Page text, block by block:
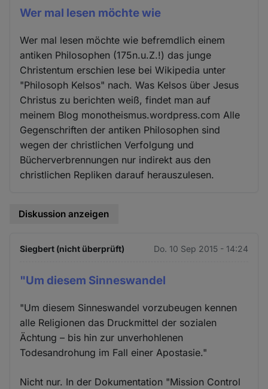
Wer mal lesen möchte wie
Wer mal lesen möchte wie befremdlich einem
antiken Philosophen (175n.u.Z.!) das junge
Christentum erschien lese bei Wikipedia unter
"Philosoph Kelsos" nach. Was Kelsos über Jesus
Christus zu berichten weiß, findet man auf
meinem Blog monotheismus.wordpress.com Alle
Gegenschriften der antiken Philosophen sind
wegen der christlichen Verfolgung und
Bücherverbrennungen nur indirekt aus den
christlichen Repliken darauf herauszulesen.
Diskussion anzeigen
Siegbert (nicht überprüft) Do. 10 Sep 2015 - 14:24
"Um diesem Sinneswandel
"Um diesem Sinneswandel vorzubeugen kennen
alle Religionen das Druckmittel der sozialen
Ächtung – bis hin zur unverhohlenen
Todesandrohung im Fall einer Apostasie."
Nicht nur. In der Dokumentation "Mission Control